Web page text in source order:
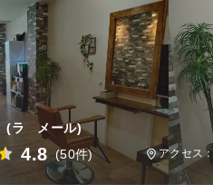
(ラ メール)
4.8 (50件) アクセス